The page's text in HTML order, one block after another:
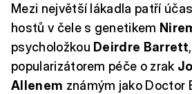
Mezi největší lákadla patří
hostů v čele s genetikem
psycholožkou Deirdre Barrett
popularizátorem péče o zrak
Allenem známým jako Doctor